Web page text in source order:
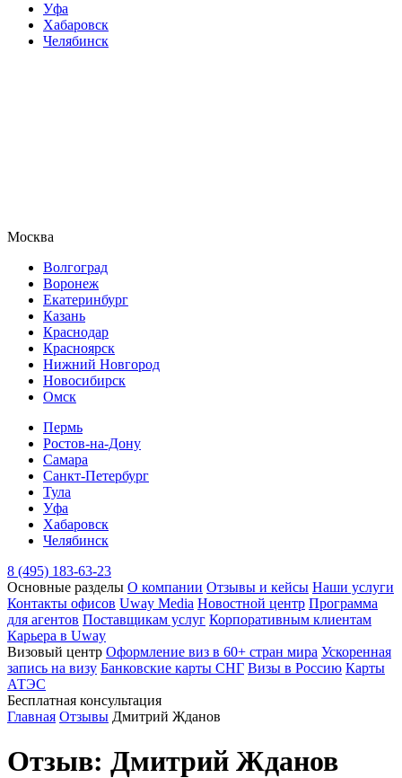
Уфа
Хабаровск
Челябинск
Москва
Волгоград
Воронеж
Екатеринбург
Казань
Краснодар
Красноярск
Нижний Новгород
Новосибирск
Омск
Пермь
Ростов-на-Дону
Самара
Санкт-Петербург
Тула
Уфа
Хабаровск
Челябинск
8 (495) 183-63-23
Основные разделы О компании Отзывы и кейсы Наши услуги
Контакты офисов Uway Media Новостной центр Программа
для агентов Поставщикам услуг Корпоративным клиентам
Карьера в Uway
Визовый центр Оформление виз в 60+ стран мира Ускоренная
запись на визу Банковские карты СНГ Визы в Россию Карты
АТЭС
Бесплатная консультация
Главная Отзывы Дмитрий Жданов
Отзыв: Дмитрий Жданов